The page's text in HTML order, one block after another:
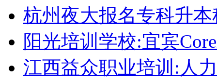
杭州夜大报名专科升
阳光培训学校:宜宾
江西益众职业培训:人